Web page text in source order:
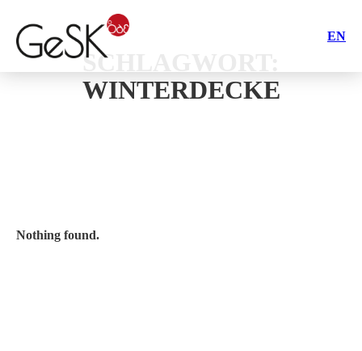
EN
SCHLAGWORT:
WINTERDECKE
Nothing found.